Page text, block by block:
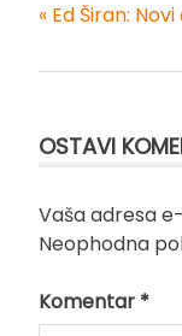
« Ed Širan:
OSTAVI
Vaša adresa
Neophodna
Komentar *